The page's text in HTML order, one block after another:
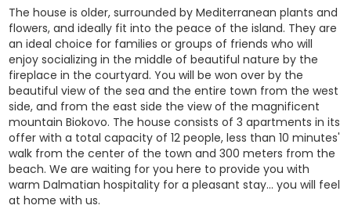
The house is older, surrounded by Mediterranean plants and
flowers, and ideally fit into the peace of the island. They are
an ideal choice for families or groups of friends who will
enjoy socializing in the middle of beautiful nature by the
fireplace in the courtyard. You will be won over by the
beautiful view of the sea and the entire town from the west
side, and from the east side the view of the magnificent
mountain Biokovo. The house consists of 3 apartments in its
offer with a total capacity of 12 people, less than 10 minutes'
walk from the center of the town and 300 meters from the
beach. We are waiting for you here to provide you with
warm Dalmatian hospitality for a pleasant stay... you will feel
at home with us.